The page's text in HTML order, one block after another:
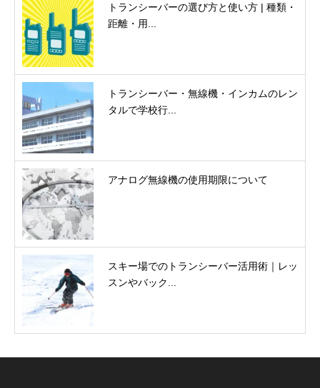
トランシーバーの選び方と使い方 | 種類・
距離・用...
トランシーバー・無線機・インカムのレン
タルで学校行...
アナログ無線機の使用期限について
スキー場でのトランシーバー活用術｜レッ
スンやバック...